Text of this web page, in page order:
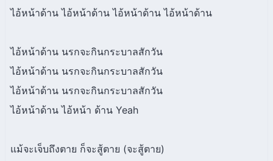
ไอ้หน้าด้าน ไอ้หน้าด้าน ไอ้หน้าด้าน ไอ้หน้าด้าน
ไอ้หน้าด้าน นรกจะกินกระบาลสักวัน
ไอ้หน้าด้าน นรกจะกินกระบาลสักวัน
ไอ้หน้าด้าน นรกจะกินกระบาลสักวัน
ไอ้หน้าด้าน ไอ้หน้า ด้าน Yeah
แม้จะเจ็บถึงตาย ก็จะสู้ตาย (จะสู้ตาย)